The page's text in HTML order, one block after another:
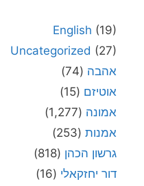
English
Uncategorized
(15)
הכהן(818)
יחזקאלי (16)